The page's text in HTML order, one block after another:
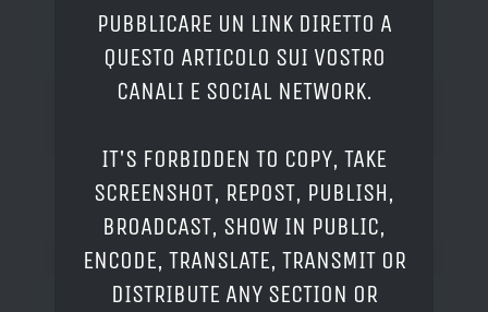
PUBBLICARE UN LINK DIRETTO A
QUESTO ARTICOLO SUI VOSTRO
CANALI E SOCIAL NETWORK.
IT'S FORBIDDEN TO COPY, TAKE
SCREENSHOT, REPOST, PUBLISH,
BROADCAST, SHOW IN PUBLIC,
ENCODE, TRANSLATE, TRANSMIT OR
DISTRIBUTE ANY SECTION OR